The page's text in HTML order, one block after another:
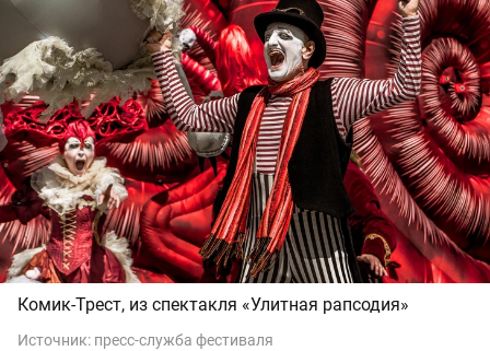
Комик-Трест, из спектакля «Улитная рапсодия»
Источник: пресс-служба фестиваля